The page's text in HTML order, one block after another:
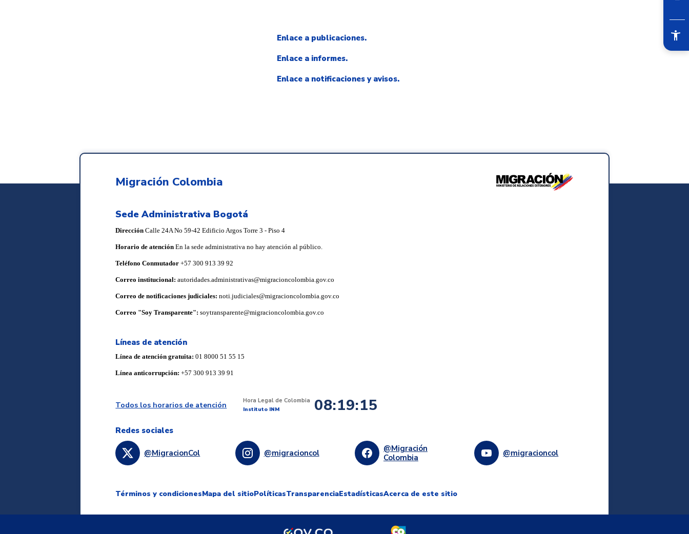
Enlace a publicaciones.
Enlace a informes.
Enlace a notificaciones y avisos.
Migración Colombia
Sede Administrativa Bogotá
DirecciónCalle 24A No 59-42 Edificio Argos Torre 3 - Piso 4
Horario de atenciónEn la sede administrativa no hay atención al público.
Teléfono Conmutador+57 300 913 39 92
Correo institucional:autoridades.administrativas@migracioncolombia.gov.co
Correo de notificaciones judiciales:noti.judiciales@migracioncolombia.gov.co
Correo "Soy Transparente":soytransparente@migracioncolombia.gov.co
Líneas de atención
Línea de atención gratuita:01 8000 51 55 15
Línea anticorrupción:+57 300 913 39 91
Todos los horarios de atención Hora Legal de Colombia 08:19:15
Instituto INM
Redes sociales
@MigracionCol @migracioncol
@Migración
Colombia
@migracioncol
Términos y condicionesMapa del sitioPolíticasTransparenciaEstadísticasAcerca de este sitio